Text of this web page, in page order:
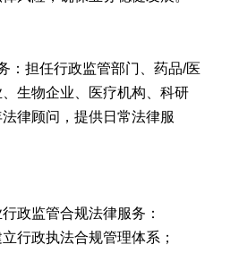
：担任⾏政监管部⻔、药品/医
⽣物企业、医疗机构、科研
律顾问，提供⽇常法律服
政监管合规法律服务：
⾏政执法合规管理体系；